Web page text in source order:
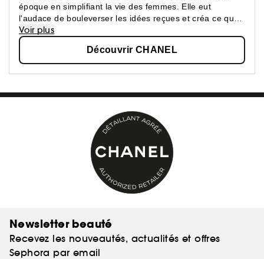
époque en simplifiant la vie des femmes. Elle eut
l'audace de bouleverser les idées reçues et créa ce que
les femmes attendaient : une beauté épurée, une
élégance confortable.
Voir plus
Découvrir CHANEL
Newsletter beauté
Recevez les nouveautés, actualités et offres
Sephora par email